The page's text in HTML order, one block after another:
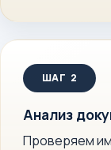
Анализ
Проверяем